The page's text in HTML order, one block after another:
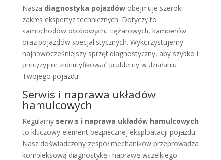
Nasza diagnostyka pojazdówobejmuje szeroki
zakres ekspertyz technicznych. Dotyczy to
samochodów osobowych, ciężarowych, kamperów
oraz pojazdów specjalistycznych. Wykorzystujemy
najnowocześniejszy sprzęt diagnostyczny, aby szybko i
precyzyjnie zidentyfikować problemy w działaniu
Twojego pojazdu.
Serwis i naprawa układów
hamulcowych
Regularny serwis i naprawa układów hamulcowych
to kluczowy element bezpiecznej eksploatacji pojazdu.
Nasz doświadczony zespół mechaników przeprowadza
kompleksową diagnostykę i naprawę wszelkiego